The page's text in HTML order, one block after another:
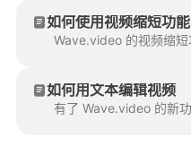
如何使用视频缩短功能
如何用文本编辑视频